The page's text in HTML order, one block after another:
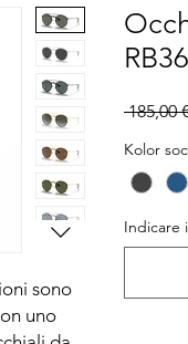
sono
uno
185,00
Kolor
Indicare